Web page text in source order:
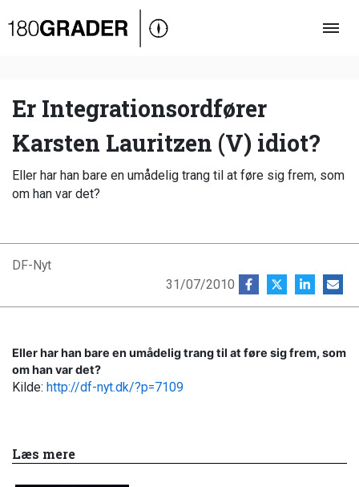
Oversigt
Debat
Video
Podcast
Er Integrationsordfører
Karsten Lauritzen (V) idiot?
Eller har han bare en umådelig trang til at føre sig frem, som
om han var det?
DF-Nyt
31/07/2010
Eller har han bare en umådelig trang til at føre sig frem, som
om han var det?
Kilde: http://df-nyt.dk/?p=7109
Læs mere